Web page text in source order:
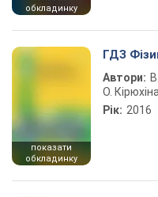
обкладинку
показати
обкладинку
ГДЗ
Автори:
О.
Рік: 2016